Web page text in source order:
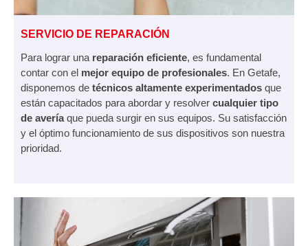
SERVICIO DE REPARACIÓN
Para lograr una reparación eficiente, es fundamental
contar con el mejor equipo de profesionales. En Getafe,
disponemos de técnicos altamente experimentados que
están capacitados para abordar y resolver cualquier tipo
de averíaque pueda surgir en sus equipos. Su satisfacción
y el óptimo funcionamiento de sus dispositivos son nuestra
prioridad.